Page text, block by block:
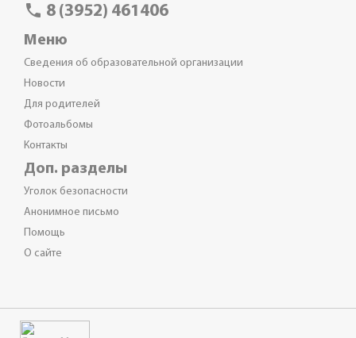
phone 8 (3952) 461406
Меню
Сведения об образовательной организации
Новости
Для родителей
Фотоальбомы
Контакты
Доп. разделы
Уголок безопасности
Анонимное письмо
Помощь
О сайте